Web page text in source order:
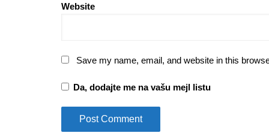
Website
Save my name, email, and website in this
Da, dodajte me na vašu mejl listu